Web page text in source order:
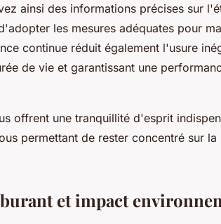
ainsi des informations précises sur
les mesures adéquates pour
continue réduit également l'usure
de vie et garantissant une
offrent une tranquillité d'esprit
permettant de rester concentré sur
et impact